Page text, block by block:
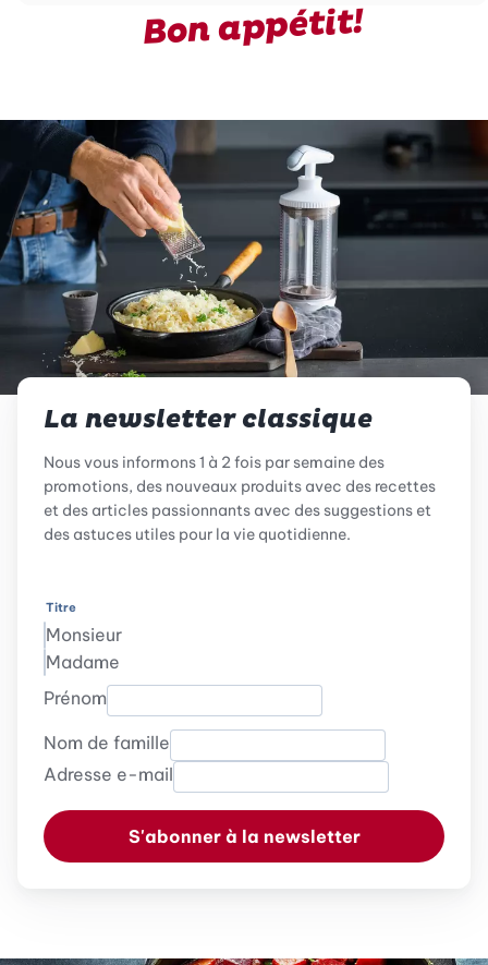
Bon appétit!
La newsletter classique
Nous vous informons 1 à 2 fois par semaine des
promotions, des nouveaux produits avec des recettes
et des articles passionnants avec des suggestions et
des astuces utiles pour la vie quotidienne.
Titre
Monsieur
Madame
Prénom
Nom de famille
Adresse e-mail
S'abonner à la newsletter